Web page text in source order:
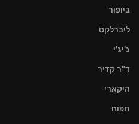
ביופור
ליברלקס
ג'יג'י
ד"ר קדיר
היקארי
תפוח